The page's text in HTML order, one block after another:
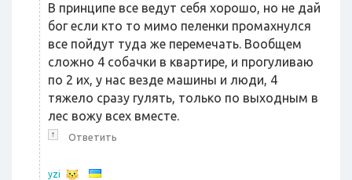
В принципе все ведут себя хорошо, но не дай
бог если кто то мимо пеленки промахнулся
все пойдут туда же перемечать. Вообщем
сложно 4 собачки в квартире, и прогуливаю
по 2 их, у нас везде машины и люди, 4
тяжело сразу гулять, только по выходным в
лес вожу всех вместе.
↑ Ответить
yzi